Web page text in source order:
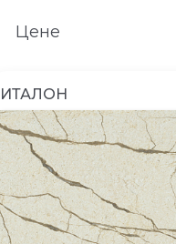
Цене
ИТАЛОН